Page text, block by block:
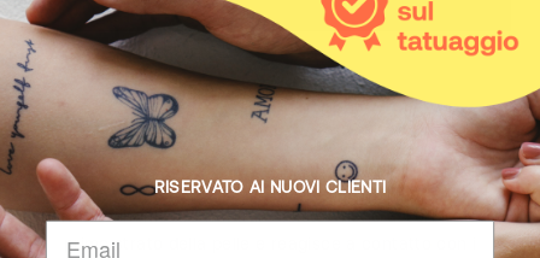
IL CORPO FA IL SUO LAVORO
Come funziona
Il nostro inchiostro naturale Inkster viene assorbito dal
primo strato della pelle e reagisce a contatto con i
RISERVATO AI NUOVI CLIENTI